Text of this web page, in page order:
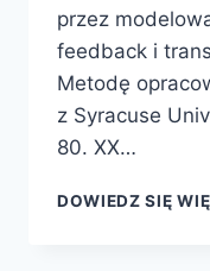
przez
feedback i
Metodę
z Syracuse
80. XX…
DOWIEDZ SIĘ